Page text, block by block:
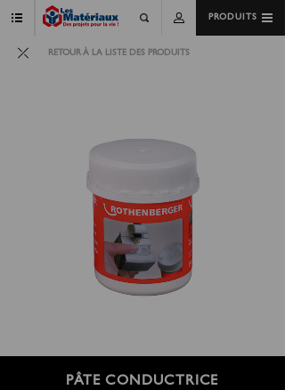
PRODUITS
RETOUR À LA LISTE DES PRODUITS
PÂTE CONDUCTRICE